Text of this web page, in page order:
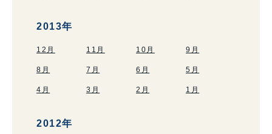
2013年
12月 11月 10月 9月
8月 7月 6月 5月
4月 3月 2月 1月
2012年